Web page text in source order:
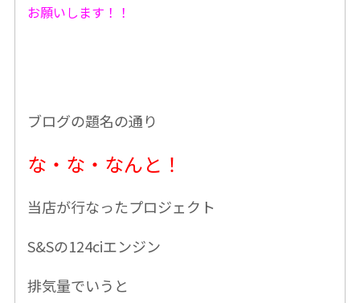
お願いします！！
ブログの題名の通り
な・な・なんと！
当店が行なったプロジェクト
S&Sの124ciエンジン
排気量でいうと